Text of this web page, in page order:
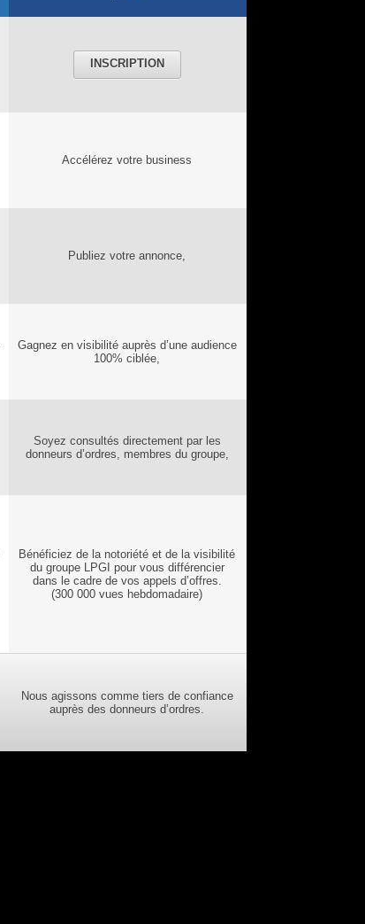
INSCRIPTION
Accélérez votre business
Publiez votre annonce,
Gagnez en visibilité auprès d’une audience
100% ciblée,
Soyez consultés directement par les
donneurs d’ordres, membres du groupe,
Bénéficiez de la notoriété et de la visibilité
du groupe LPGI pour vous différencier
dans le cadre de vos appels d’offres.
(300 000 vues hebdomadaire)
Nous agissons comme tiers de confiance
auprès des donneurs d’ordres.